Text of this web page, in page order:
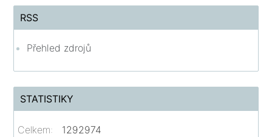
RSS
Přehled zdrojů
STATISTIKY
Celkem:
1292974